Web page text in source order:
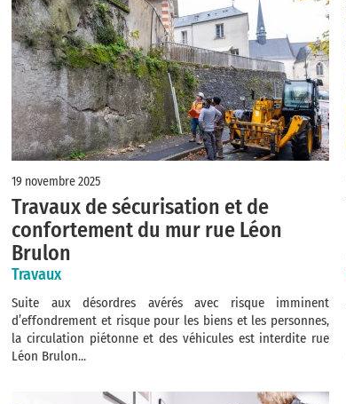
19 novembre 2025
Travaux de sécurisation et de
confortement du mur rue Léon
Brulon
Travaux
Suite aux désordres avérés avec risque imminent
d’effondrement et risque pour les biens et les personnes,
la circulation piétonne et des véhicules est interdite rue
Léon Brulon...